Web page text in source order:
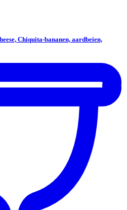
Chiquita-bananen, aardbeien,